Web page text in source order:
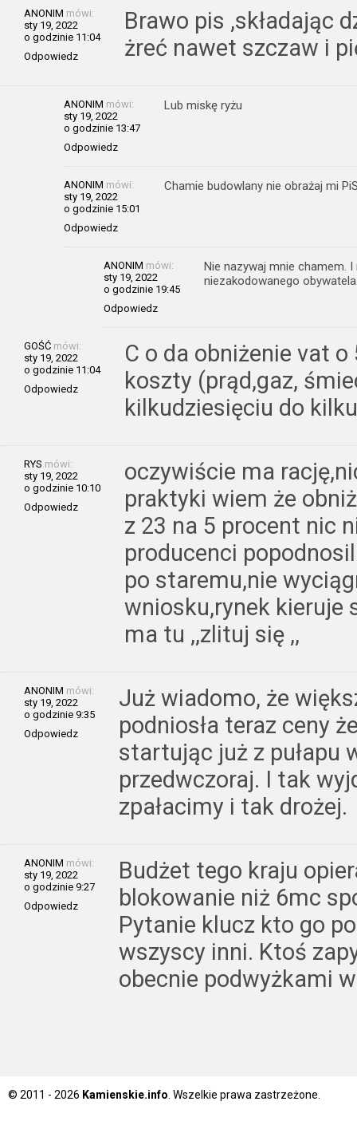
ANONIM mówi:
sty 19, 2022
o godzinie 11:04
Odpowiedz
Brawo pis ,składając
żreć nawet szczaw i
ANONIM mówi:
sty 19, 2022
o godzinie 13:47
Odpowiedz
Lub miskę ryżu
ANONIM mówi:
sty 19, 2022
o godzinie 15:01
Odpowiedz
Chamie budowlany nie obrażaj mi
ANONIM mówi:
sty 19, 2022
o godzinie 19:45
Odpowiedz
Nie nazywaj mnie chamem.
niezakodowanego
GOŚĆ mówi:
sty 19, 2022
o godzinie 11:04
Odpowiedz
C o da obniżenie vat
koszty (prąd,gaz,
kilkudziesięciu do
RYS mówi:
sty 19, 2022
o godzinie 10:10
Odpowiedz
oczywiście ma
praktyki wiem że
z 23 na 5 procent nic
producenci
po staremu,nie
wniosku,rynek kieruje
ma tu ,,zlituj się ,,
ANONIM mówi:
sty 19, 2022
o godzinie 9:35
Odpowiedz
Już wiadomo, że
podniosła teraz ceny
startując już z pułapu
przedwczoraj. I tak
zpałacimy i tak drożej.
ANONIM mówi:
sty 19, 2022
o godzinie 9:27
Odpowiedz
Budżet tego kraju
blokowanie niż 6mc
Pytanie klucz kto go
wszyscy inni. Ktoś
obecnie podwyżkami
© 2011 - 2026 Kamienskie.info . Wszelkie prawa zastrzeżone.